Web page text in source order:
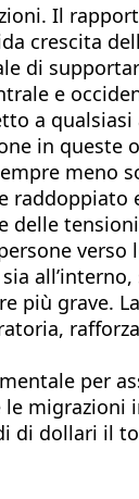
Il
crescita
di
e
a
in
meno
tensioni
verso
grave.
per
dollari il